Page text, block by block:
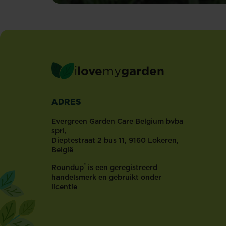
bloembollen
tevoorschijn
komen
sneeuwklokjes,
narcissen,
tulpen
en
…
kun
je
ilovemygarden
ADRES
Evergreen Garden Care Belgium bvba
sprl,
Dieptestraat 2 bus 11, 9160 Lokeren,
België
Roundup® is een geregistreerd
handelsmerk en gebruikt onder
licentie